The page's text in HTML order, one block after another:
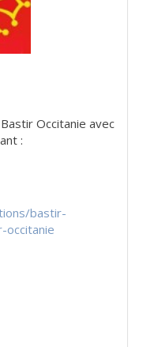
Occitanie avec
:
bastir-
occitanie